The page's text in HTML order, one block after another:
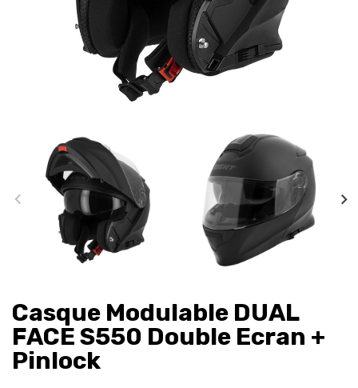
Casque Modulable DUAL
FACE S550 Double Ecran +
Pinlock